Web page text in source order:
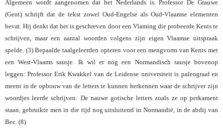
Algemeen wordt aangenomen dat het Nederlands is. Professor De Grauwe
(Gent) schrijft dat de tekst zowel Oud-Engelse als Oud-Vlaamse elementen
bevat. Hij denkt dat het is geschreven door een Vlaming die probeerde Kents te
schrijven, maar een aantal woorden volgens zijn eigen Vlaamse uitspraak
spelde. (3) Bepaalde taalgeleerden opteren voor een mengvorm van Kents met
een West-Vlaams sausje. Ik wil er nog een Normandisch sausje bovenop
leggen: Professor Erik Kwakkel van de Leidense universiteit is paleograaf en
meent in de opbouw van de letters te kunnen herkennen waar de schrijver zijn
woordjes leerde schrijven: De nauwe gotische letters zoals ze op perkament
staan, gebruikte men in die tijd nog uitsluitend in Normandië, in de abdij van
Bec. (8)